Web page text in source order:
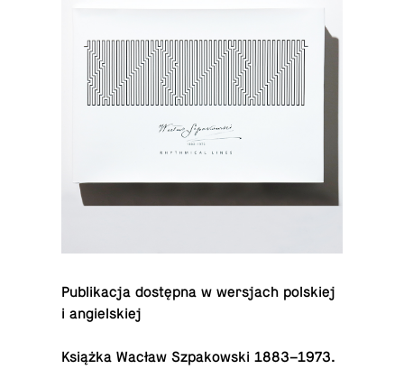
Pu­bli­ka­cja do­stęp­na w wer­sjach pol­skiej
i an­giel­skiej
Książka Wacław Szpa­kow­ski 1883–1973.